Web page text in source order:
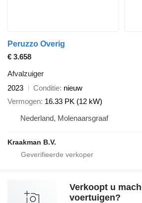
Peruzzo Overig
€ 3.658
Afvalzuiger
2023
Conditie nieuw
Vermogen 16.33 PK (12 kW)
Nederland, Molenaarsgraaf
Kraakman B.V.
Verkoopt u
voertuigen?